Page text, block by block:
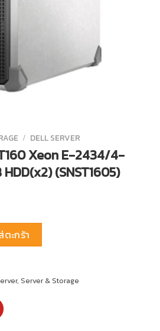
/ DELL SERVER
Xeon E-2434/4-
(SNST1605)
Xeon E-2434/4-Cores/16GB/2TB
ตะกร้า
, Server & Storage